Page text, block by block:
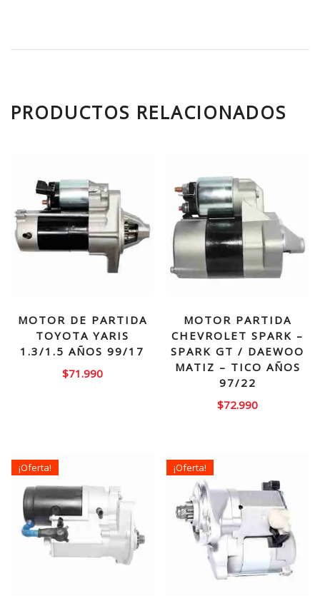
PRODUCTOS RELACIONADOS
MOTOR DE PARTIDA
TOYOTA YARIS
1.3/1.5 AÑOS 99/17
$71.990
MOTOR PARTIDA
CHEVROLET SPARK –
SPARK GT / DAEWOO
MATIZ – TICO AÑOS
97/22
$72.990
¡Oferta! ¡Oferta!